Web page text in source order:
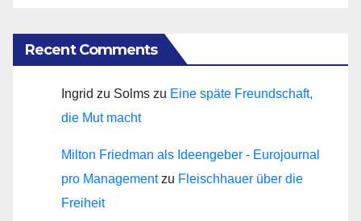
Recent Comments
Ingrid zu Solms zu Eine späte Freundschaft,
die Mut macht
Milton Friedman als Ideengeber - Eurojournal
pro Managementzu Fleischhauer über die
Freiheit